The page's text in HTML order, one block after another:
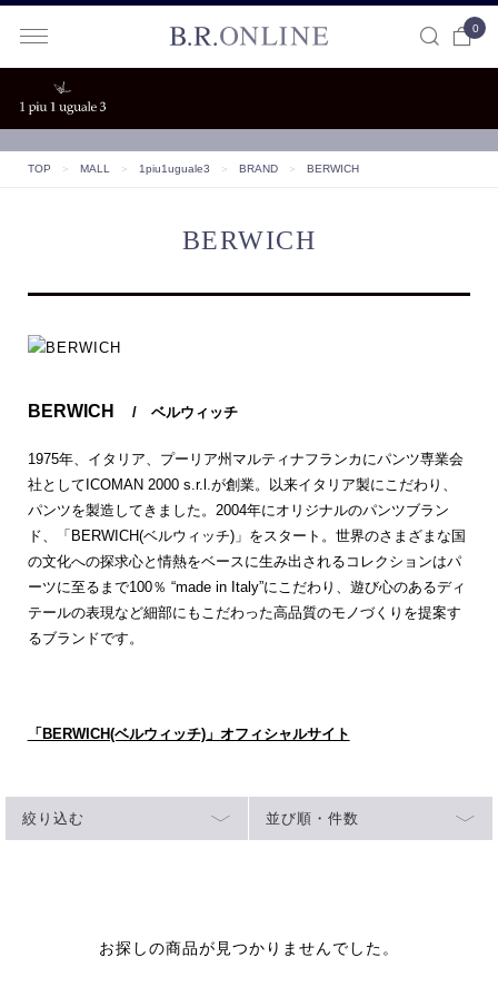
0
TOP ＞ MALL ＞ 1piu1uguale3 ＞ BRAND ＞ BERWICH
BERWICH
BERWICH / ベルウィッチ
1975年、イタリア、プーリア州マルティナフランカにパンツ専業会
社としてICOMAN 2000 s.r.l.が創業。以来イタリア製にこだわり、
パンツを製造してきました。2004年にオリジナルのパンツブラン
ド、「BERWICH(ベルウィッチ)」をスタート。世界のさまざまな国
の文化への探求心と情熱をベースに生み出されるコレクションはパ
ーツに至るまで100％ “made in Italy”にこだわり、遊び心のあるディ
テールの表現など細部にもこだわった高品質のモノづくりを提案す
るブランドです。
「BERWICH(ベルウィッチ)」オフィシャルサイト
絞り込む 並び順・件数
お探しの商品が見つかりませんでした。